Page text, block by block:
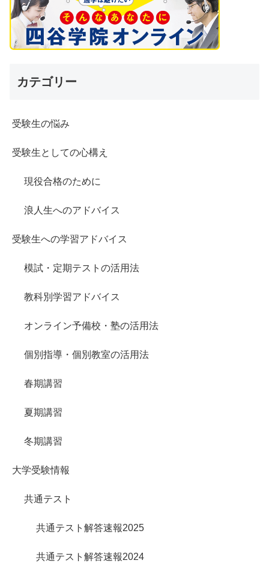
カテゴリー
受験生の悩み
受験生としての心構え
現役合格のために
浪人生へのアドバイス
受験生への学習アドバイス
模試・定期テストの活用法
教科別学習アドバイス
オンライン予備校・塾の活用法
個別指導・個別教室の活用法
春期講習
夏期講習
冬期講習
大学受験情報
共通テスト
共通テスト解答速報2025
共通テスト解答速報2024